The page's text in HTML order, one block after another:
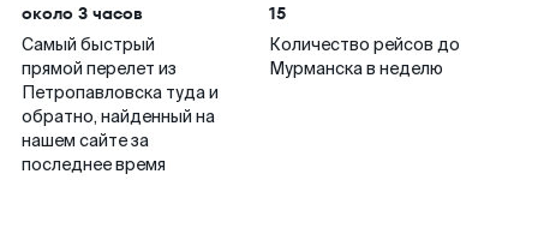
около 3 часов
Самый быстрый
прямой перелет из
Петропавловска туда и
обратно, найденный на
нашем сайте за
последнее время
15
Количество рейсов до
Мурманска в неделю